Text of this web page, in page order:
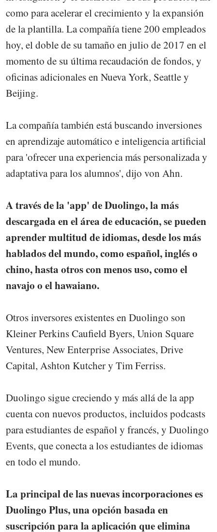
como para acelerar el crecimiento y la expansión
de la plantilla. La compañía tiene 200 empleados
hoy, el doble de su tamaño en julio de 2017 en el
momento de su última recaudación de fondos, y
oficinas adicionales en Nueva York, Seattle y
Beijing.
La compañía también está buscando inversiones
en aprendizaje automático e inteligencia artificial
para 'ofrecer una experiencia más personalizada y
adaptativa para los alumnos', dijo von Ahn.
A través de la 'app' de Duolingo, la más
descargada en el área de educación, se pueden
aprender multitud de idiomas, desde los más
hablados del mundo, como español, inglés o
chino, hasta otros con menos uso, como el
navajo o el hawaiano.
Otros inversores existentes en Duolingo son
Kleiner Perkins Caufield Byers, Union Square
Ventures, New Enterprise Associates, Drive
Capital, Ashton Kutcher y Tim Ferriss.
Duolingo sigue creciendo y más allá de la app
cuenta con nuevos productos, incluidos podcasts
para estudiantes de español y francés, y Duolingo
Events, que conecta a los estudiantes de idiomas
en todo el mundo.
La principal de las nuevas incorporaciones es
Duolingo Plus, una opción basada en
suscripción para la aplicación que elimina